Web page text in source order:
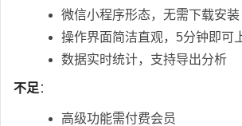
微信小程序形态，无需下载安装
操作界面简洁直观，5分钟即可
数据实时统计，支持导出分析
不足 ：
高级功能需付费会员